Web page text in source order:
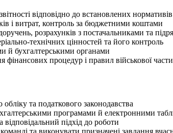
відповідно до встановлених
і витрат, контроль за бюджетними коштами
розрахунків з постачальниками та
технічних цінностей та його контроль
й бухгалтерськими органами
фінансових процедур і правил військової
обліку та податкового законодавства
програмами й електронними
відповідальний підхід до роботи